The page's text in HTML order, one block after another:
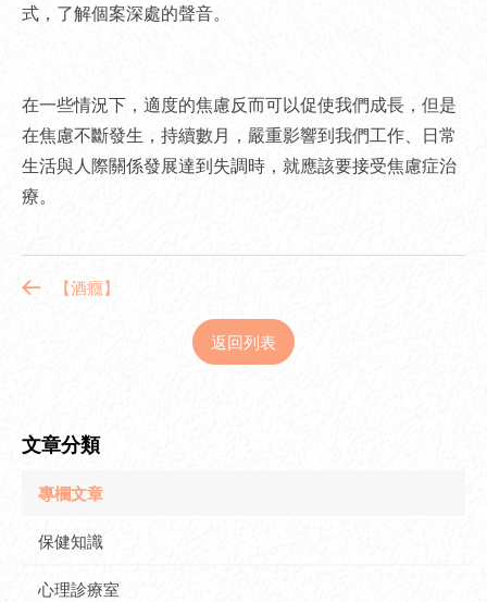
式，了解個案深處的聲音。
在一些情況下，適度的焦慮反而可以促使我們成長，但是
在焦慮不斷發生，持續數月，嚴重影響到我們工作、日常
生活與人際關係發展達到失調時，就應該要接受焦慮症治
療。
【酒癮】
返回列表
文章分類
專欄文章
保健知識
心理診療室